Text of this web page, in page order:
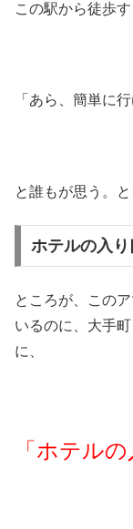
この駅から徒歩
「あら、簡単に
と誰もが思う。
ホテルの入
ところが、この
いるのに、大手
に、
「ホテル